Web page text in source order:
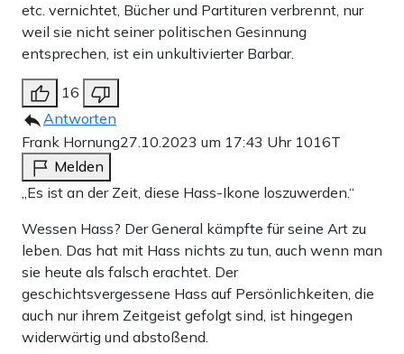
Weiter zum Zahlen
etc. vernichtet, Bücher und Partituren verbrennt, nur
weil sie nicht seiner politischen Gesinnung
entsprechen, ist ein unkultivierter Barbar.
16
Antworten
Frank Hornung27.10.2023 um 17:43 Uhr 1016T
Melden
„Es ist an der Zeit, diese Hass-Ikone loszuwerden.“
Wessen Hass? Der General kämpfte für seine Art zu
leben. Das hat mit Hass nichts zu tun, auch wenn man
sie heute als falsch erachtet. Der
geschichtsvergessene Hass auf Persönlichkeiten, die
auch nur ihrem Zeitgeist gefolgt sind, ist hingegen
widerwärtig und abstoßend.